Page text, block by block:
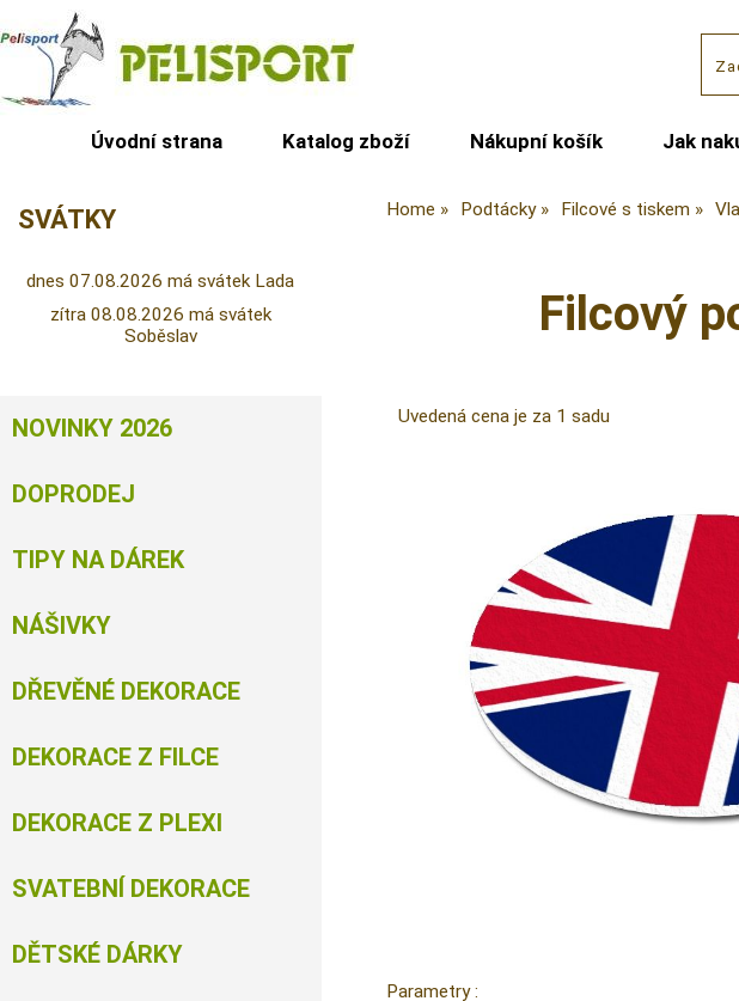
Úvodní strana Katalog zboží Nákupní košík Jak
Home Podtácky Filcové s tiskem
Filcový
Uvedená cena je za 1 sadu
Parametry :
SVÁTKY
dnes 07.08.2026 má svátek Lada
zítra 08.08.2026 má svátek
Soběslav
NOVINKY 2026
DOPRODEJ
TIPY NA DÁREK
NÁŠIVKY
DŘEVĚNÉ DEKORACE
DEKORACE Z FILCE
DEKORACE Z PLEXI
SVATEBNÍ DEKORACE
DĚTSKÉ DÁRKY